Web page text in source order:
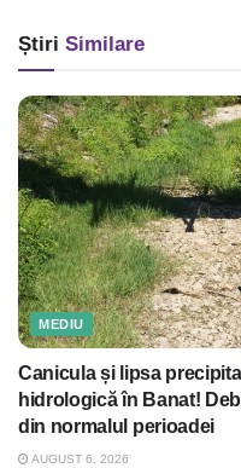
Știri Similare
MEDIU
Canicula și lipsa
hidrologică în Banat!
din normalul perioadei
AUGUST 6, 2026